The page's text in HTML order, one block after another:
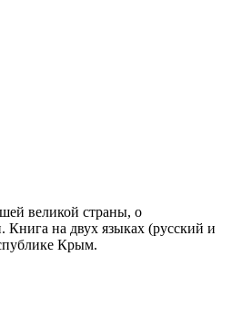
великой страны, о
на двух языках (русский и
Крым.